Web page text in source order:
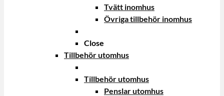
Tvätt inomhus
Övriga tillbehör inomhus
Close
Tillbehör utomhus
Tillbehör utomhus
Penslar utomhus